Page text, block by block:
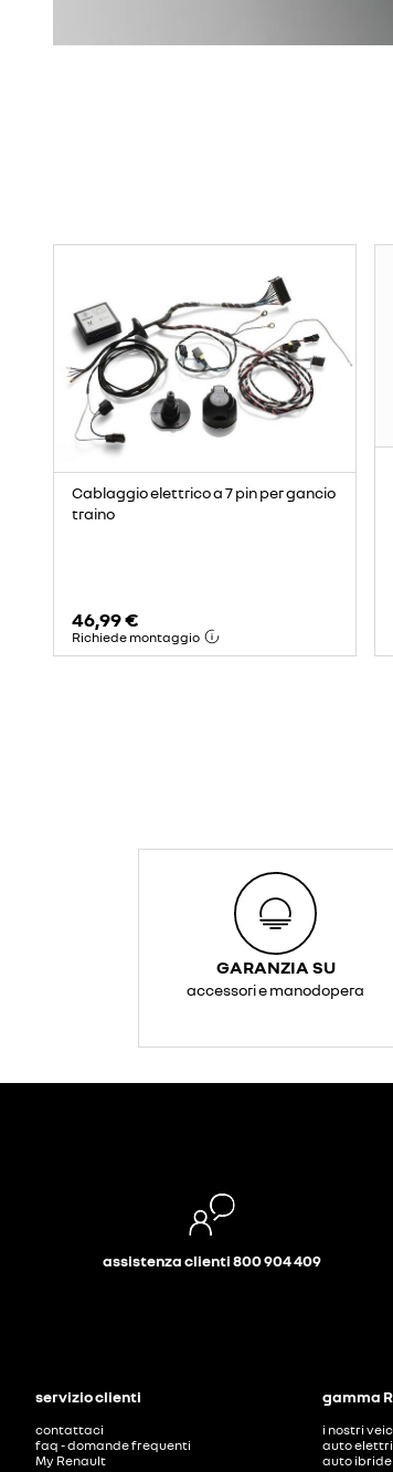
Cablaggio elettrico a 7 pin per gancio
traino
46,99 €
Richiede montaggio
GARANZIA SU
accessori e manodopera
assistenza clienti 800 904 409
servizio clienti
contattaci
faq - domande frequenti
My Renault
gamma
i nostri
auto
auto ibride